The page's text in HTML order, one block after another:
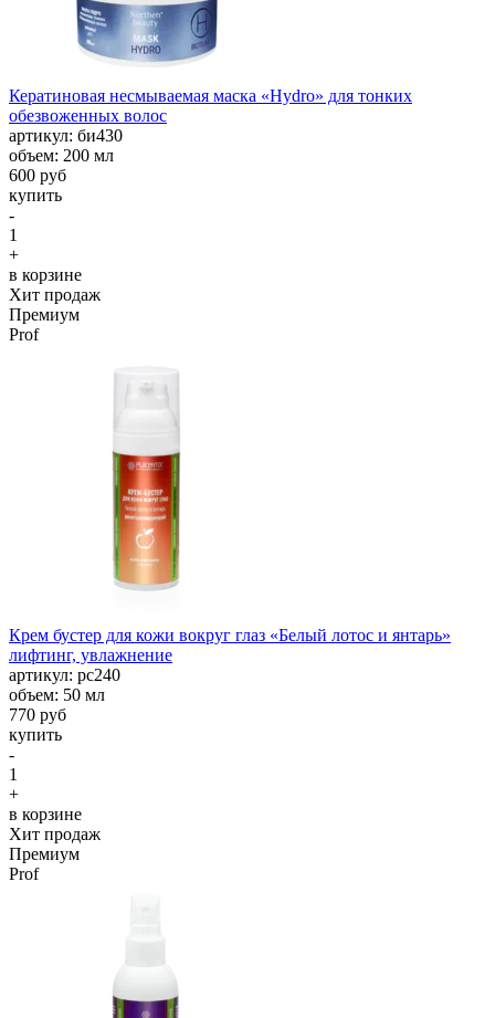
Кератиновая несмываемая маска «Hydro» для тонких
обезвоженных волос
aртикул: би430
объем: 200 мл
600 руб
купить
-
1
+
в корзине
Хит продаж
Премиум
Prof
Крем бустер для кожи вокруг глаз «Белый лотос и янтарь»
лифтинг, увлажнение
aртикул: рс240
объем: 50 мл
770 руб
купить
-
1
+
в корзине
Хит продаж
Премиум
Prof